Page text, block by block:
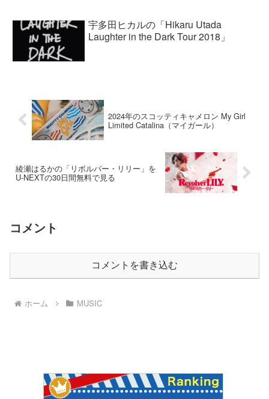
宇多田ヒカルの「Hikaru Utada
Laughter in the Dark Tour 2018」
2024年のスコッティキャメロン My Girl
Limited Catalina（マイガール）
綾瀬はるかの「リボルバー・リリー」を
U-NEXTの30日間無料で見る
コメント
コメントを書き込む
ホーム MUSIC